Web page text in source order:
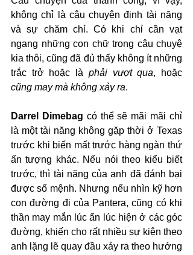
không chỉ là câu chuyện định tài năng
và sự chăm chỉ. Có khi chỉ cần vạt
ngang những con chữ trong câu chuyệ
kia thôi, cũng đã đủ thấy không ít những
trắc trở hoặc là phải vượt qua
cũng may mà không xảy ra.
Darrel Dimebag có thể sẽ mãi mãi chỉ
là một tài năng không gặp thời ở Texas
trước khi biến mất trước hàng ngàn thứ
ấn tượng khác. Nếu nói theo kiểu biết
trước, thì tài năng của anh đã đánh bại
được số mệnh. Nhưng nếu nhìn kỹ hơn
con đường đi của Pantera, cũng có khi
thần may mắn lúc ẩn lúc hiện ở các góc
đường, khiến cho rất nhiều sự kiện theo
anh lặng lẽ quay đầu xảy ra theo hướng